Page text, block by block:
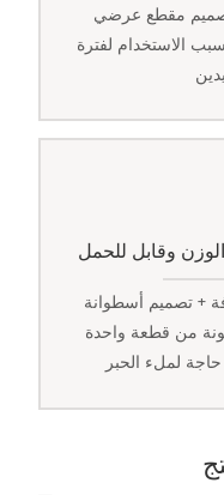
تصميم مقطع عرضي
الاستخدام لفترة
وقابل للحمل
+ تصميم أسطوانة
من قطعة واحدة